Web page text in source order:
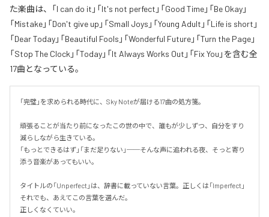
た楽曲は、「I can do it」「It's not perfect」「Good Time」「Be Okay」
「Mistake」「Don't give up」「Small Joys」「Young Adult」「Life is short」
「Dear Today」「Beautiful Fools」「Wonderful Future」「Turn the Page」
「Stop The Clock」「Today」「It Always Works Out」「Fix You」を含む全
17曲となっている。
「完璧」を求められる時代に、Sky Noteが届ける17曲の処方箋。
頑張ることが当たり前になったこの世の中で、誰もが少しずつ、自分をすり
減らしながら生きている。
「もっとできるはず」「まだ足りない」──そんな声に追われる夜、そっと寄り
添う音楽があってもいい。
タイトルの「Unperfect」は、辞書に載っていない言葉。正しくは「Imperfect」
それでも、あえてこの言葉を選んだ。
正しくなくていい。